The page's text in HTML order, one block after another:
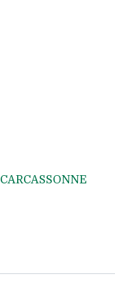
CARCASSONNE